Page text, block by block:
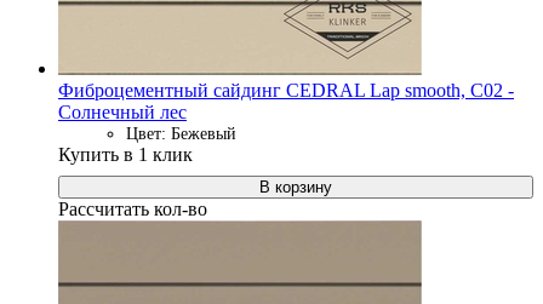
Фиброцементный сайдинг CEDRAL Lap smooth, C02 -
Солнечный лес
Цвет: Бежевый
Купить в 1 клик
В корзину
Рассчитать кол-во